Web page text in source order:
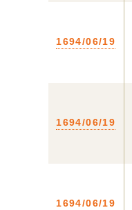
1694/06/19
1694/06/19
1694/06/19